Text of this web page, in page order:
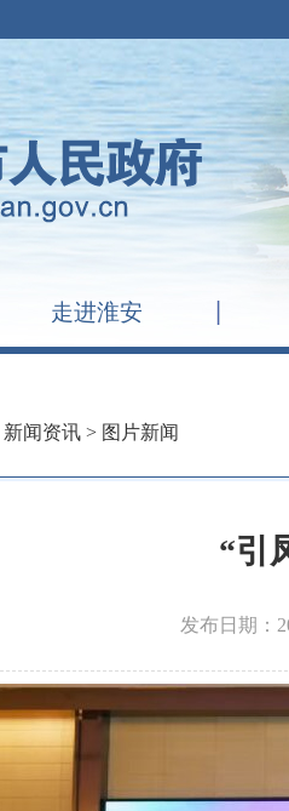
走进淮安
新闻资讯 > 图片新闻
“引
发布日期：